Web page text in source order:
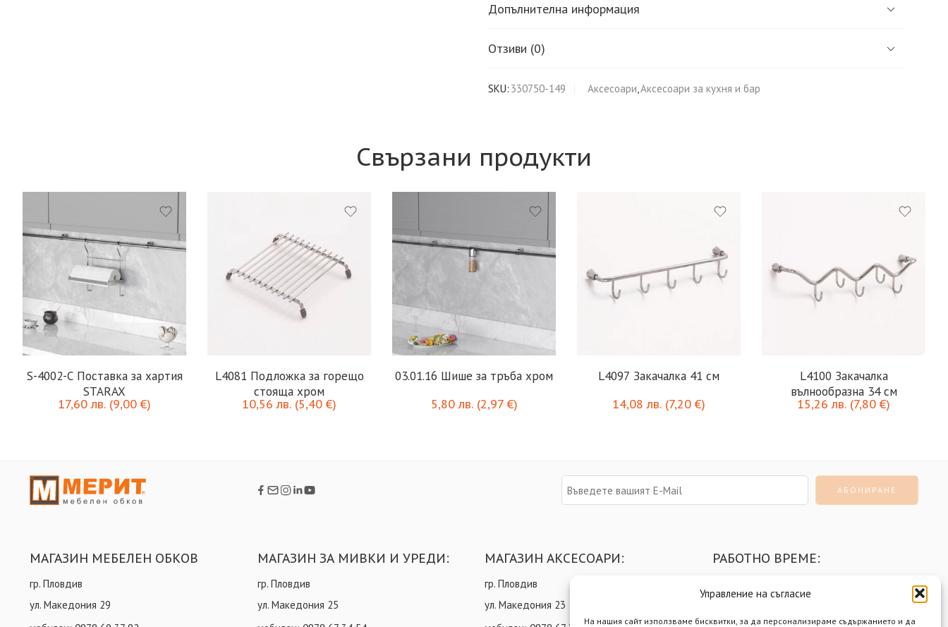
Управление на съгласие
На нашия сайт използваме бисквитки, за да персонализираме съдържанието и да
Допълнителна информация
Отзиви (0)
SKU: 330750-149 Аксесоари,Аксесоари за кухня и бар
Свързани продукти
S-4002-C Поставка за хартия
STARAX
17,60лв. (9,00€)
L4081 Подложка за горещо
стояща хром
10,56лв. (5,40€)
03.01.16 Шише за тръба хром
5,80лв. (2,97€)
L4097 Закачалка 41 см
14,08лв. (7,20€)
L4100 Закачалка
вълнообразна 34 см
15,26лв. (7,80€)
МАГАЗИН МЕБЕЛЕН ОБКОВ
гр. Пловдив
ул. Македония 29
МАГАЗИН ЗА МИВКИ И УРЕДИ:
гр. Пловдив
ул. Македония 25
МАГАЗИН АКСЕСОАРИ:
гр. Пловдив
ул. Македония 23
РАБОТНО ВРЕМЕ:
9:00 - 14:00 ч.